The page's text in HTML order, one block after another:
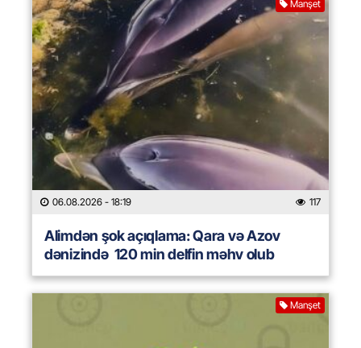
Manşet
06.08.2026 - 18:19 117
Alimdən şok açıqlama: Qara və Azov
dənizində 120 min delfin məhv olub
Manşet